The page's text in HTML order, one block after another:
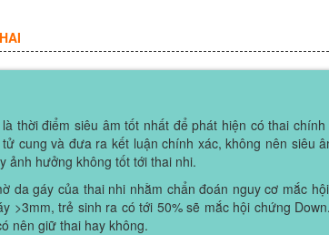
thời điểm siêu âm tốt nhất để phát hiện có thai chính
cung và đưa ra kết luận chính xác, không nên siêu
ảnh hưởng không tốt tới thai nhi.
da gáy của thai nhi nhằm chẩn đoán nguy cơ mắc
>3mm, trẻ sinh ra có tới 50% sẽ mắc hội chứng
nên giữ thai hay không.